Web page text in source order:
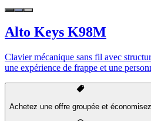
Alto Keys K98M
Clavier mécanique sans fil avec
une expérience de frappe et une
Achetez une offre groupée et économisez